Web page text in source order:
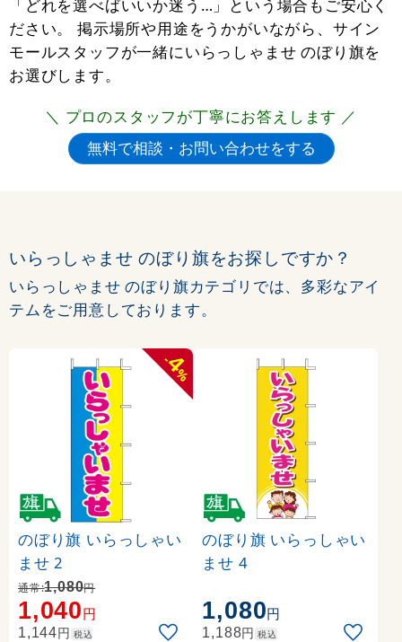
「どれを選べばいいか迷う…」という場合もご安心く
ださい。 掲示場所や用途をうかがいながら、サイン
モールスタッフが一緒にいらっしゃませ のぼり旗を
お選びします。
＼ プロのスタッフが丁寧にお答えします ／
いらっしゃませ のぼり旗をお探しですか？
いらっしゃませ のぼり旗カテゴリでは、多彩なアイ
テムをご用意しております。
-
4
%
のぼり旗 いらっしゃい
ませ 2
通常:1,080円
1,040円
1,144円 税込
のぼり旗 いらっしゃい
ませ 4
1,080円
1,188円 税込